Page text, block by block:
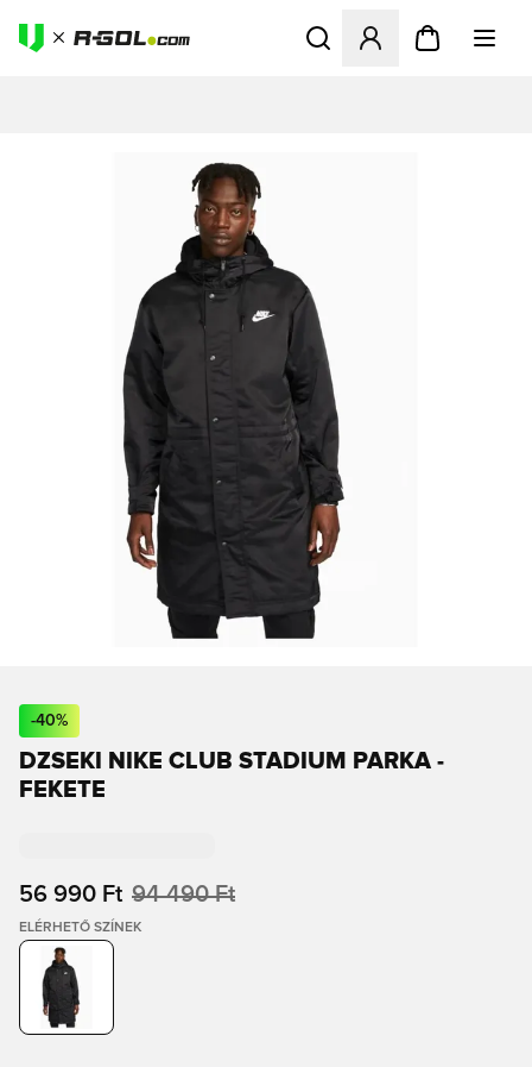
Megnyit egy modált a
-40%
DZSEKI NIKE CLUB STADIUM PARKA -
FEKETE
56 990 Ft 94 490 Ft
ELÉRHETŐ SZÍNEK